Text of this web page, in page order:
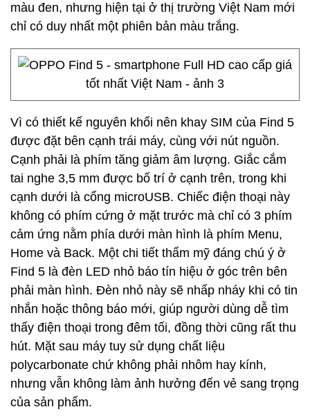
màu đen, nhưng hiện tại ở thị trường Việt Nam mới
chỉ có duy nhất một phiên bản màu trắng.
Vì có thiết kế nguyên khối nên khay SIM của Find 5
được đặt bên cạnh trái máy, cùng với nút nguồn.
Cạnh phải là phím tăng giảm âm lượng. Giắc cắm
tai nghe 3,5 mm được bố trí ở cạnh trên, trong khi
cạnh dưới là cổng microUSB. Chiếc điện thoại này
không có phím cứng ở mặt trước mà chỉ có 3 phím
cảm ứng nằm phía dưới màn hình là phím Menu,
Home và Back. Một chi tiết thẩm mỹ đáng chú ý ở
Find 5 là đèn LED nhỏ báo tín hiệu ở góc trên bên
phải màn hình. Đèn nhỏ này sẽ nhấp nháy khi có tin
nhắn hoặc thông báo mới, giúp người dùng dễ tìm
thấy điện thoại trong đêm tối, đồng thời cũng rất thu
hút. Mặt sau máy tuy sử dụng chất liệu
polycarbonate chứ không phải nhôm hay kính,
nhưng vẫn không làm ảnh hưởng đến vẻ sang trọng
của sản phẩm.